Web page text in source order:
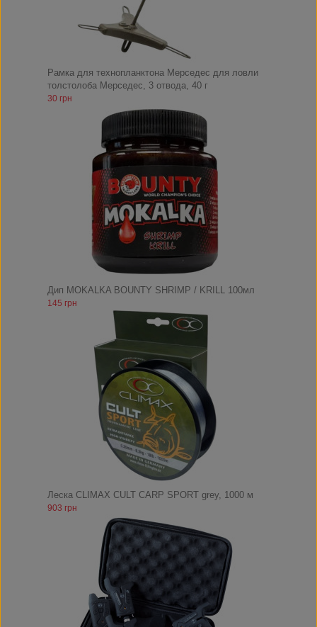
Рамка для технопланктона Мерседес для ловли
толстолоба Мерседес, 3 отвода, 40 г
30 грн
Дип MOKALKA BOUNTY SHRIMP / KRILL 100мл
145 грн
Леска CLIMAX CULT CARP SPORT grey, 1000 м
903 грн